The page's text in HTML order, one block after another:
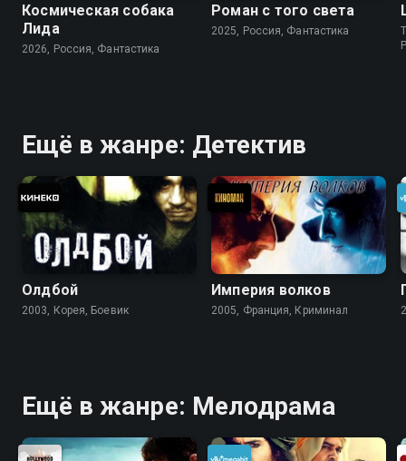
Космическая собака
Лида
2026, Россия, Фантастика
Роман с того света
2025, Россия, Фантастика
Ещё в жанре: Детектив
Олдбой
2003, Корея, Боевик
Империя волков
2005, Франция, Криминал
Ещё в жанре: Мелодрама